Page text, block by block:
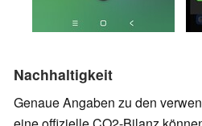
Nachhaltigkeit
Genaue Angaben zu den